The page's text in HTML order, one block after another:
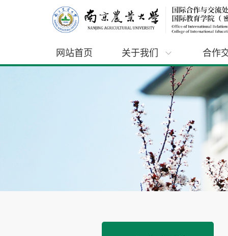
网站首页 关于我们 合作